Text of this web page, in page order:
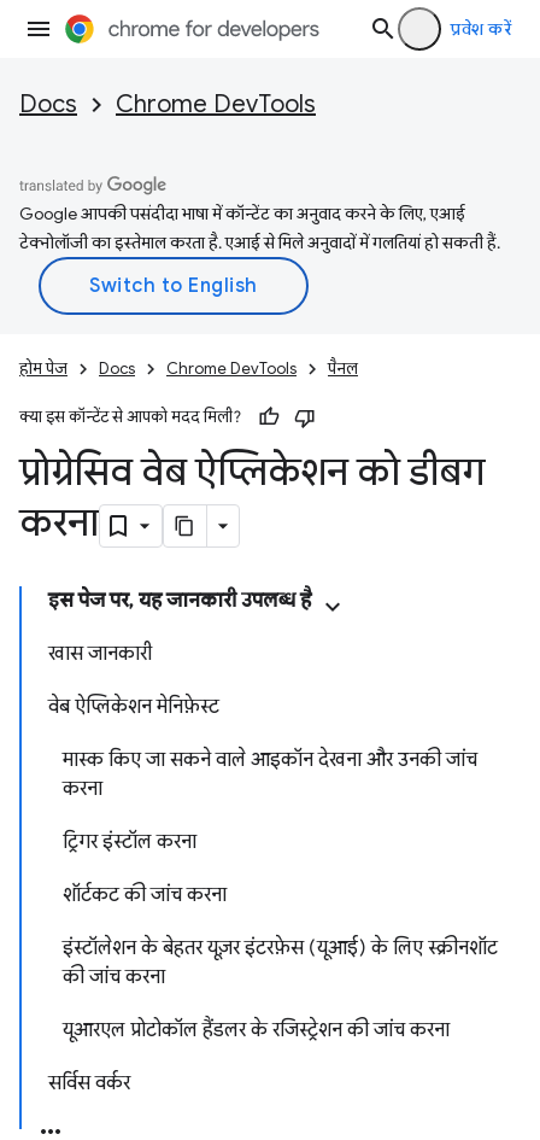
प्रवेश करें
Docs Chrome DevTools
Google आपकी पसंदीदा भाषा में कॉन्टेंट का अनुवाद करने के लिए, एआई
टेक्नोलॉजी का इस्तेमाल करता है. एआई से मिले अनुवादों में गलतियां हो सकती हैं.
होम पेज Docs Chrome DevTools पैनल
क्या इस कॉन्टेंट से आपको मदद मिली?
प्रोग्रेसिव वेब ऐप्लिकेशन को डीबग
करना
इस पेज पर, यह जानकारी उपलब्ध है
खास जानकारी
वेब ऐप्लिकेशन मेनिफ़ेस्ट
मास्क किए जा सकने वाले आइकॉन देखना और उनकी जांच
करना
ट्रिगर इंस्टॉल करना
शॉर्टकट की जांच करना
इंस्टॉलेशन के बेहतर यूज़र इंटरफ़ेस (यूआई) के लिए स्क्रीनशॉट
की जांच करना
यूआरएल प्रोटोकॉल हैंडलर के रजिस्ट्रेशन की जांच करना
सर्विस वर्कर